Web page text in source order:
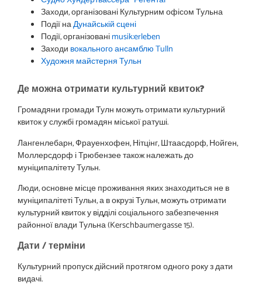
Заходи, організовані Культурним офісом Тульна
Події наДунайській сцені
Події, організованіmusik:erleben
Заходи вокального ансамблю Tulln
Художня майстерня Тульн
Де можна отримати культурний квиток?
Громадяни громади Тулн можуть отримати культурний
квиток у службі громадян міської ратуші.
Лангенлебарн, Фрауенхофен, Нітцінг, Штаасдорф, Нойген,
Моллерсдорф і Трюбензее також належать до
муніципалітету Тульн.
Люди, основне місце проживання яких знаходиться не в
муніципалітеті Тульн, а в окрузі Тульн, можуть отримати
культурний квиток у відділі соціального забезпечення
районної влади Тульна (Kerschbaumergasse 15).
Дати / терміни
Культурний пропуск дійсний протягом одного року з дати
видачі.